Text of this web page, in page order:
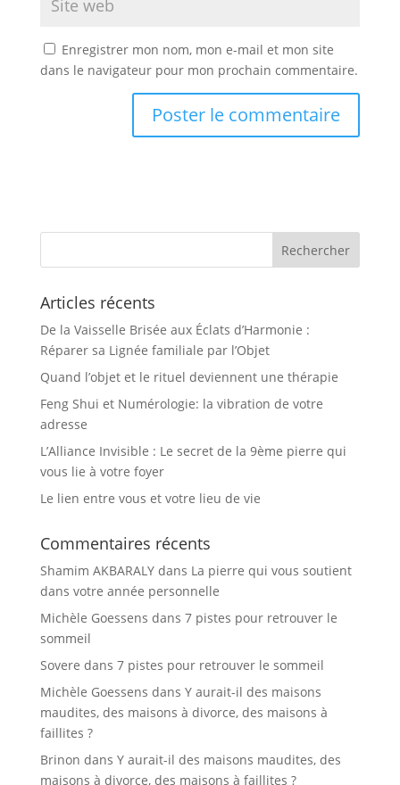
Enregistrer mon nom, mon e-mail et mon site
dans le navigateur pour mon prochain commentaire.
Articles récents
De la Vaisselle Brisée aux Éclats d’Harmonie :
Réparer sa Lignée familiale par l’Objet
Quand l’objet et le rituel deviennent une thérapie
Feng Shui et Numérologie: la vibration de votre
adresse
L’Alliance Invisible : Le secret de la 9ème pierre qui
vous lie à votre foyer
Le lien entre vous et votre lieu de vie
Commentaires récents
Shamim AKBARALYdans La pierre qui vous soutient
dans votre année personnelle
Michèle Goessens dans 7 pistes pour retrouver le
sommeil
Sovere dans 7 pistes pour retrouver le sommeil
Michèle Goessens dans Y aurait-il des maisons
maudites, des maisons à divorce, des maisons à
faillites ?
Brinon dans Y aurait-il des maisons maudites, des
maisons à divorce, des maisons à faillites ?